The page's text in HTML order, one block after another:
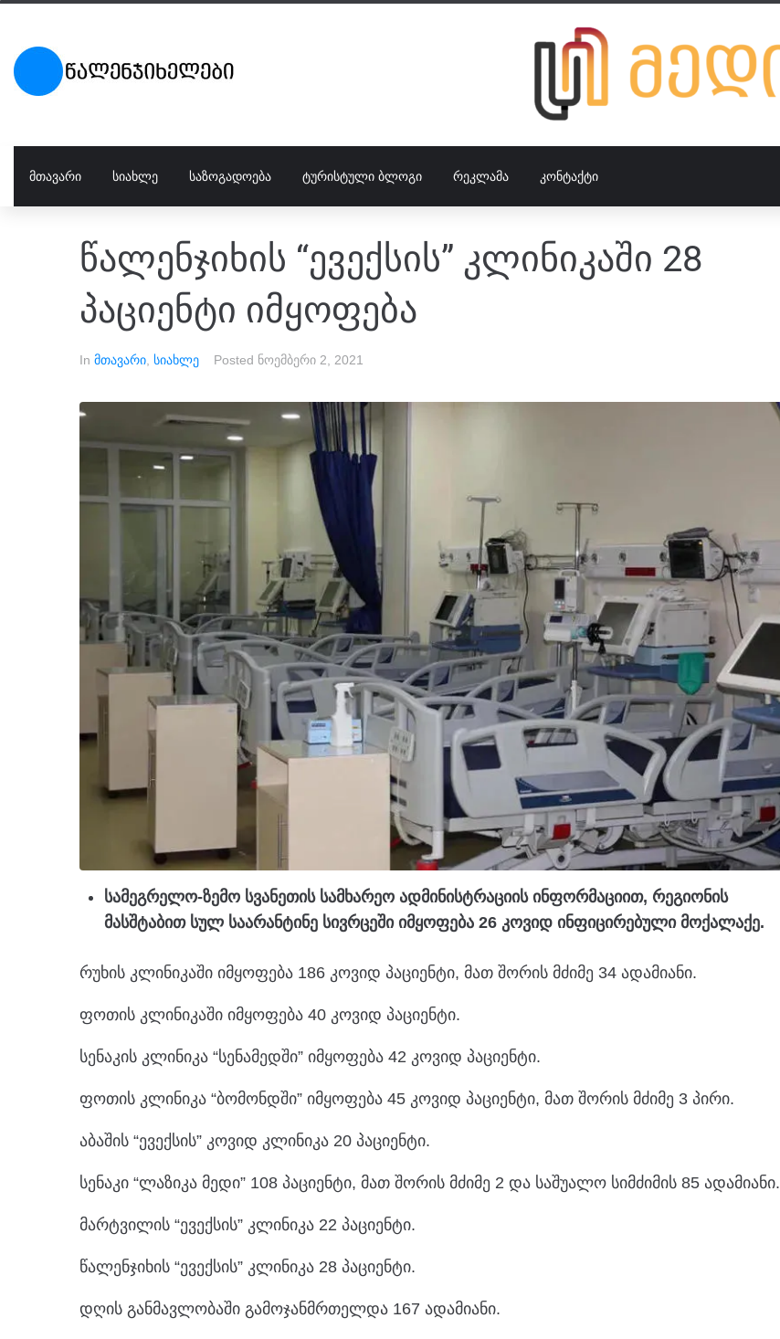
ᲛᲗᲐᲕᲐᲠᲘ ᲡᲘᲐᲮᲚᲔ ᲡᲐᲖᲝᲒᲐᲓᲝᲔᲑᲐ ᲢᲣᲠᲘᲡᲢᲣᲚᲘ ᲑᲚᲝᲒᲘ ᲠᲔᲙᲚᲐᲛᲐ ᲙᲝᲜᲢᲐᲥᲢᲘ
წალენჯიხის “ევექსის” კლინიკაში 28
პაციენტი იმყოფება
In მთავარი სიახლე Posted ნოემბერი 2, 2021
სამეგრელო-ზემო სვანეთის სამხარეო ადმინისტრაციის ინფორმაციით, რეგიონის
მასშტაბით სულ საარანტინე სივრცეში იმყოფება 26 კოვიდ ინფიცირებული მოქალაქე.
რუხის კლინიკაში იმყოფება 186 კოვიდ პაციენტი, მათ შორის მძიმე 34 ადამიანი.
ფოთის კლინიკაში იმყოფება 40 კოვიდ პაციენტი.
სენაკის კლინიკა “სენამედში” იმყოფება 42 კოვიდ პაციენტი.
ფოთის კლინიკა “ბომონდში” იმყოფება 45 კოვიდ პაციენტი, მათ შორის მძიმე 3 პირი.
აბაშის “ევექსის” კოვიდ კლინიკა 20 პაციენტი.
სენაკი “ლაზიკა მედი” 108 პაციენტი, მათ შორის მძიმე 2 და საშუალო სიმძიმის 85 ადამიანი.
მარტვილის “ევექსის” კლინიკა 22 პაციენტი.
წალენჯიხის “ევექსის” კლინიკა 28 პაციენტი.
დღის განმავლობაში გამოჯანმრთელდა 167 ადამიანი.